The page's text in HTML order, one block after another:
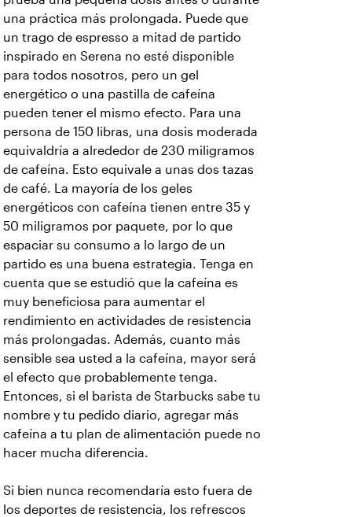
una práctica más prolongada. Puede que
un trago de espresso a mitad de partido
inspirado en Serena no esté disponible
para todos nosotros, pero un gel
energético o una pastilla de cafeína
pueden tener el mismo efecto. Para una
persona de 150 libras, una dosis moderada
equivaldría a alrededor de 230 miligramos
de cafeína. Esto equivale a unas dos tazas
de café. La mayoría de los geles
energéticos con cafeína tienen entre 35 y
50 miligramos por paquete, por lo que
espaciar su consumo a lo largo de un
partido es una buena estrategia. Tenga en
cuenta que se estudió que la cafeína es
muy beneficiosa para aumentar el
rendimiento en actividades de resistencia
más prolongadas. Además, cuanto más
sensible sea usted a la cafeína, mayor será
el efecto que probablemente tenga.
Entonces, si el barista de Starbucks sabe tu
nombre y tu pedido diario, agregar más
cafeína a tu plan de alimentación puede no
hacer mucha diferencia.
Si bien nunca recomendaría esto fuera de
los deportes de resistencia, los refrescos